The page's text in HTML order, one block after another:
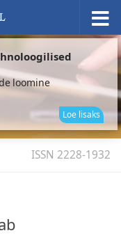
loomine
Loe lisaks
ISSN 2228-1932